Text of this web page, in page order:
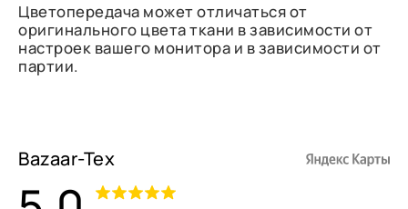
Цветопередача может отличаться от
оригинального цвета ткани в зависимости от
настроек вашего монитора и в зависимости от
партии.
Bazaar-Tex